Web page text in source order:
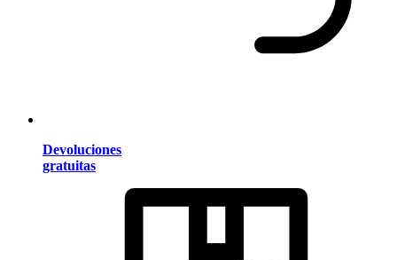
Devoluciones
gratuitas